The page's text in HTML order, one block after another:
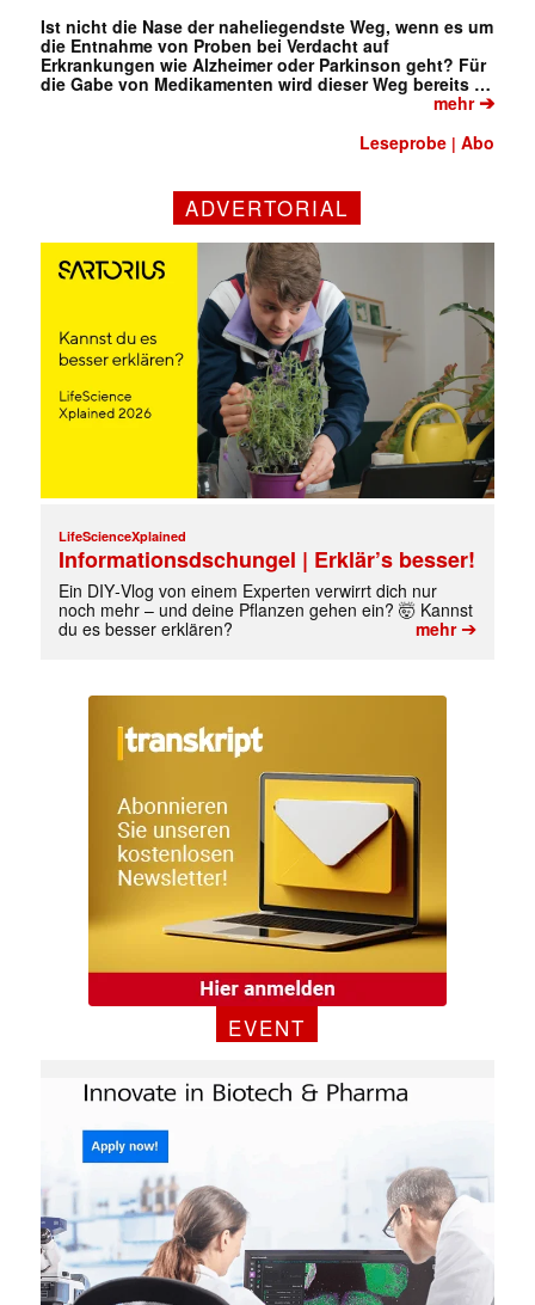
Mit dem |transkript-Newsletter
jede Woche aktuell informiert.
Mail
Ist nicht die Nase der naheliegendste Weg, wenn es um
die Entnahme von Proben bei Verdacht auf
Erkrankungen wie Alzheimer oder Parkinson geht? Für
die Gabe von Medikamenten wird dieser Weg bereits …
mehr➔
Leseprobe |Abo
ADVERTORIAL
LifeScienceXplained
Informationsdschungel | Erklär’s besser!
Ein DIY‑Vlog von einem Experten verwirrt dich nur
noch mehr – und deine Pflanzen gehen ein? 🤯 Kannst
du es besser erklären?
mehr➔
EVENT